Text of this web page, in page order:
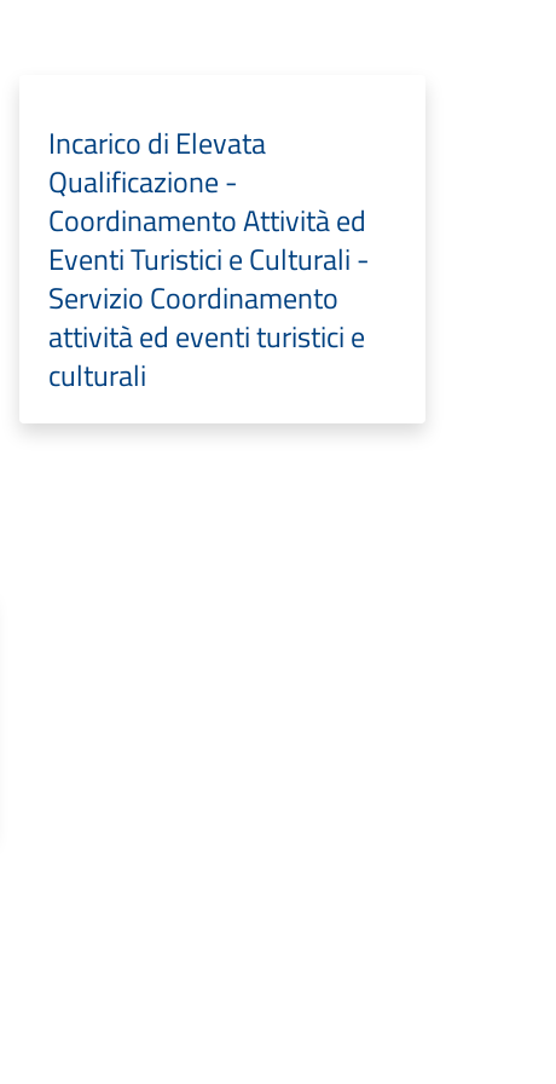
Incarico di Elevata
Qualificazione -
Coordinamento Attività ed
Eventi Turistici e Culturali -
Servizio Coordinamento
attività ed eventi turistici e
culturali